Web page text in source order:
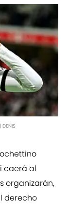
caerá al
organizarán,
derecho